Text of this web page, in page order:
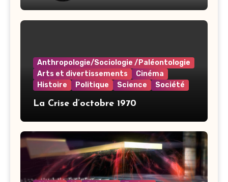
Anthropologie/Sociologie /Paléontologie
Arts et divertissements
Cinéma
Histoire
Politique Science Société
La Crise d’octobre 1970